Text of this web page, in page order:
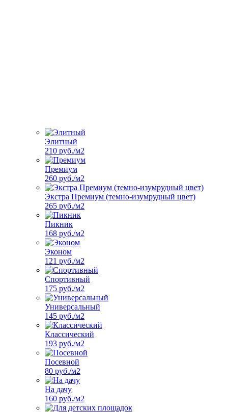
Элитный
210 руб./м2
Премиум
260 руб./м2
Экстра Премиум (темно-изумрудный цвет)
265 руб./м2
Пикник
168 руб./м2
Эконом
121 руб./м2
Спортивный
175 руб./м2
Универсальный
145 руб./м2
Классический
193 руб./м2
Посевной
80 руб./м2
На дачу
160 руб./м2